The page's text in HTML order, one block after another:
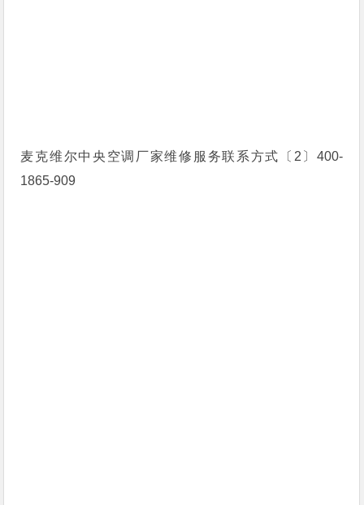
麦克维尔中央空调厂家维修服务联系方式〔2〕400-
1865-909